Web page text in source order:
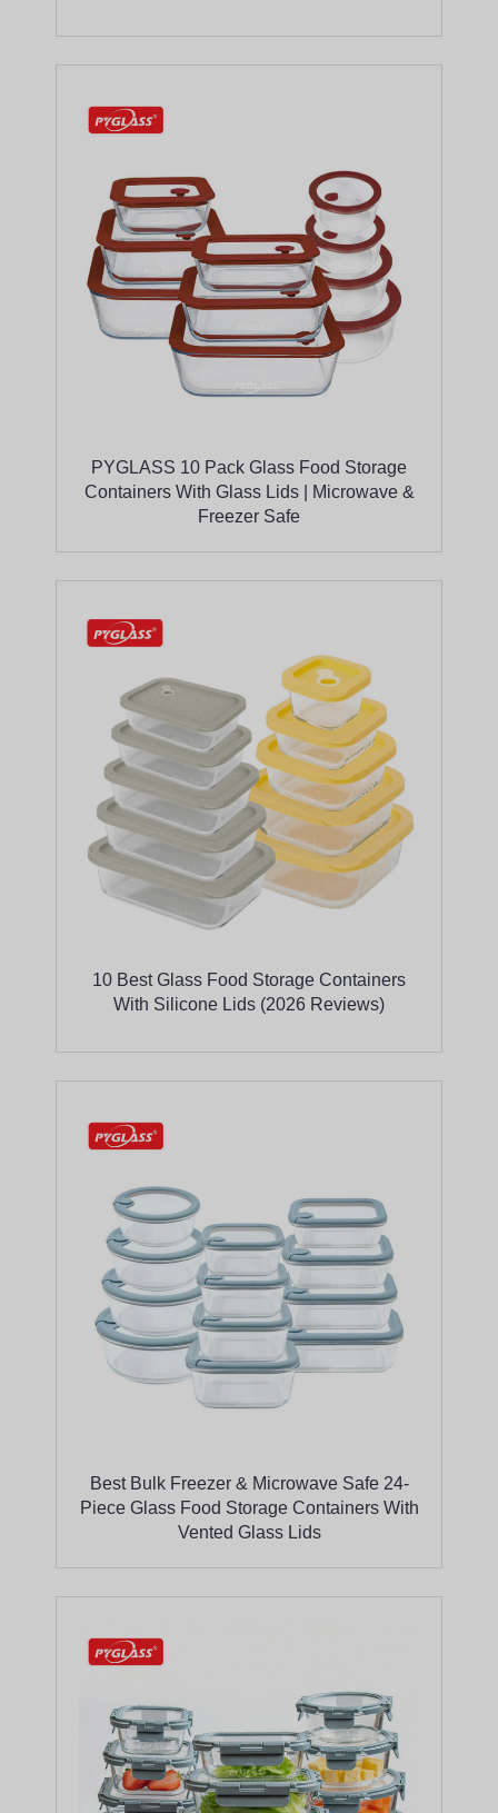
PYGLASS 10 Pack Glass Food Storage
Containers With Glass Lids | Microwave &
Freezer Safe
10 Best Glass Food Storage Containers
With Silicone Lids (2026 Reviews)
Best Bulk Freezer & Microwave Safe 24-
Piece Glass Food Storage Containers With
Vented Glass Lids